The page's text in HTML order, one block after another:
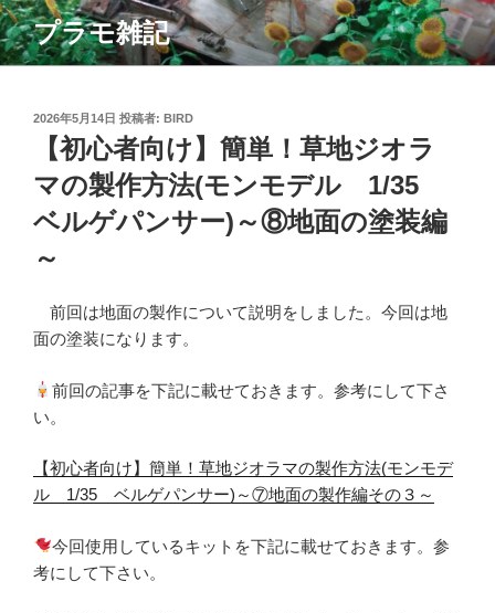
コ
ン
テ
プラモ雑記
投
2026年5月14日 投稿者: BIRD
【初心者向け】簡単！草地ジオラ
マの製作方法(モンモデル 1/35
ベルゲパンサー)～⑧地面の塗装編
～
前回は地面の製作について説明をしました。今回は地
面の塗装になります。
前回の記事を下記に載せておきます。参考にして下さ
い。
【初心者向け】簡単！草地ジオラマの製作方法(モンモデ
ル 1/35 ベルゲパンサー)～⑦地面の製作編その３～
今回使用しているキットを下記に載せておきます。参
考にして下さい。